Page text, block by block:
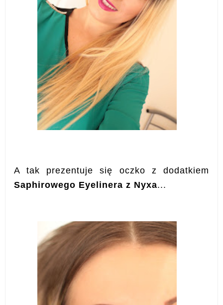
A tak prezentuje się oczko z dodatkiem
Saphirowego Eyelinera z Nyxa...